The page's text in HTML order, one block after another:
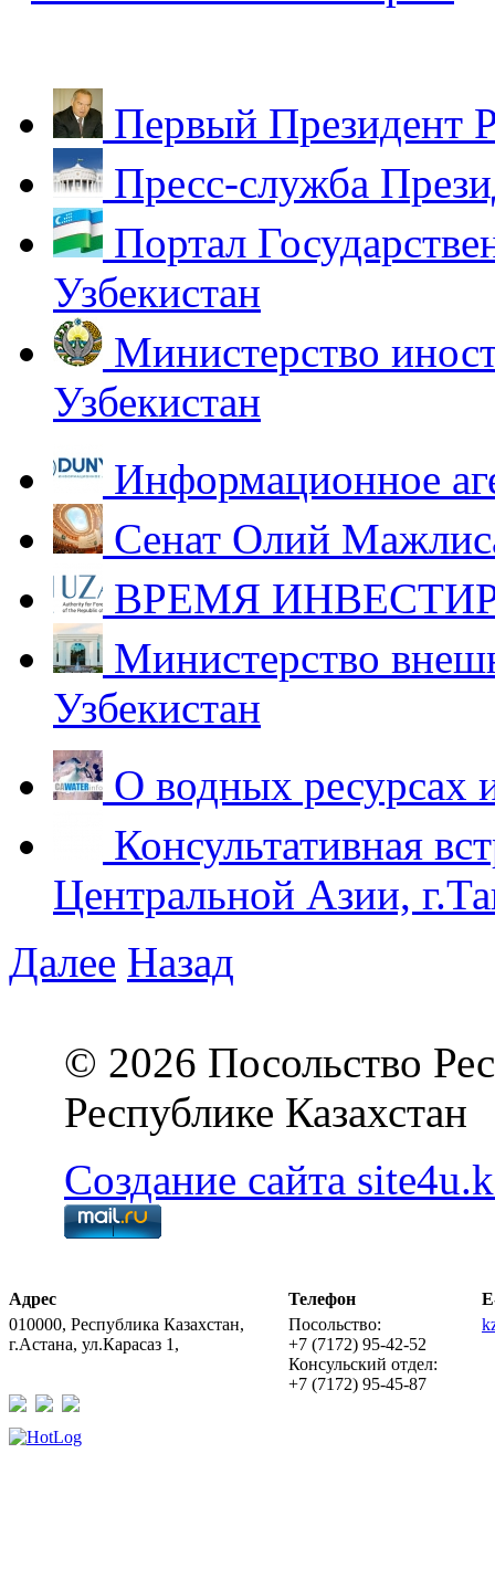
Первый Президент
Пресс-служба
Портал
Узбекистан
Министерство
Узбекистан
Информационное
Сенат Олий
ВРЕМЯ
Министерство
Узбекистан
О водных ресурсах
Консультативная
Центральной Азии,
Далее Назад
© 2026 Посольство
Республике Казахстан
Создание сайта
Адрес
010000, Республика Казахстан,
г.Астана, ул.Карасаз 1,
Телефон
Посольство:
+7 (7172) 95-42-52
Консульский отдел:
+7 (7172) 95-45-87